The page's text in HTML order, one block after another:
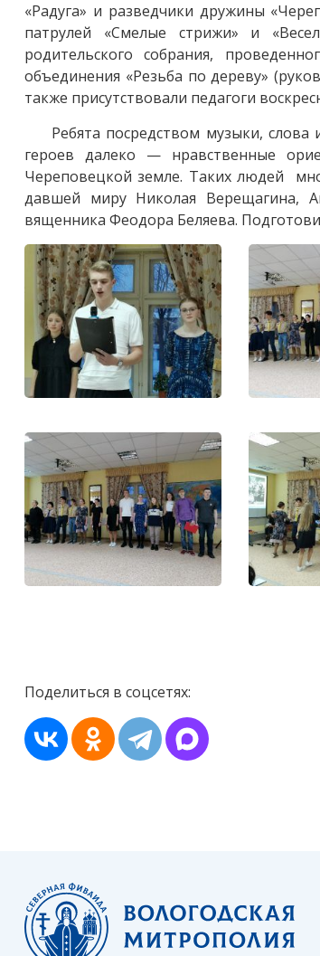
«Радуга» и разведчики дружины
патрулей «Смелые стрижи» и
родительского собрания,
объединения «Резьба по дереву»
также присутствовали педагоги
Ребята посредством музыки,
героев далеко — нравственные
Череповецкой земле. Таких людей
давшей миру Николая Верещагина,
вященника Феодора Беляева.
Поделиться в соцсетях: